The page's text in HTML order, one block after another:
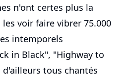
n'ont certes plus la
voir faire vibrer 75.000
intemporels
in Black", "Highway to
tous chantés